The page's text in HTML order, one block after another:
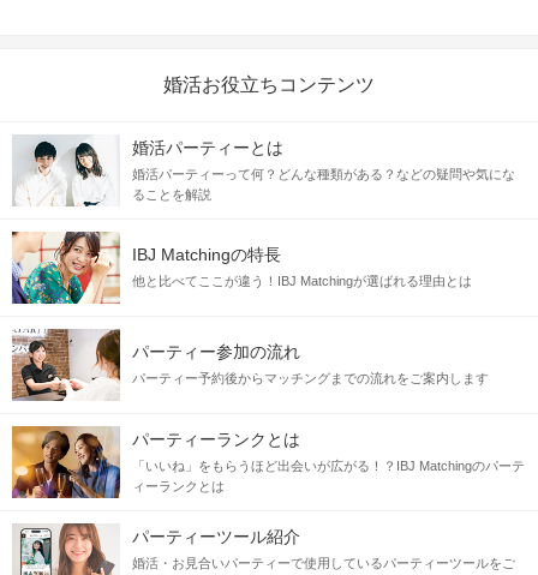
婚活お役立ちコンテンツ
婚活パーティーとは
婚活パーティーって何？どんな種類がある？などの疑問や気にな
ることを解説
IBJ Matchingの特長
他と比べてここが違う！IBJ Matchingが選ばれる理由とは
パーティー参加の流れ
パーティー予約後からマッチングまでの流れをご案内します
パーティーランクとは
「いいね」をもらうほど出会いが広がる！？IBJ Matchingのパーテ
ィーランクとは
パーティーツール紹介
婚活・お見合いパーティーで使用しているパーティーツールをご